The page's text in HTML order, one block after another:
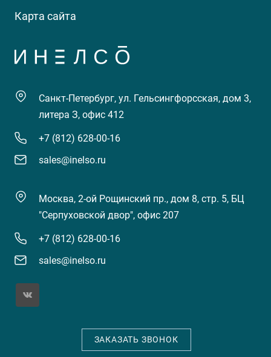
Карта сайта
Санкт-Петербург, ул. Гельсингфорсская, дом 3,
литера З, офис 412
+7 (812) 628-00-16
sales@inelso.ru
Москва, 2-ой Рощинский пр., дом 8, стр. 5, БЦ
"Серпуховской двор", офис 207
+7 (812) 628-00-16
sales@inelso.ru
ЗАКАЗАТЬ ЗВОНОК